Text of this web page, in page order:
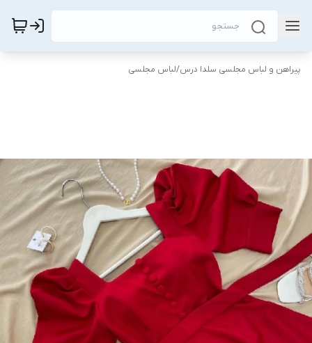
پیراهن و لباس مجلسی سلدا درس/لباس مجلسی